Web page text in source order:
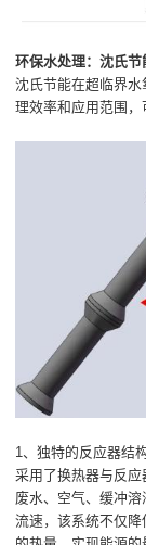
环保水处理：沈氏
沈氏节能在超临界
理效率和应用范围，
1、独特的反应器结
采用了换热器与反
废水、空气、缓冲
流速，该系统不仅